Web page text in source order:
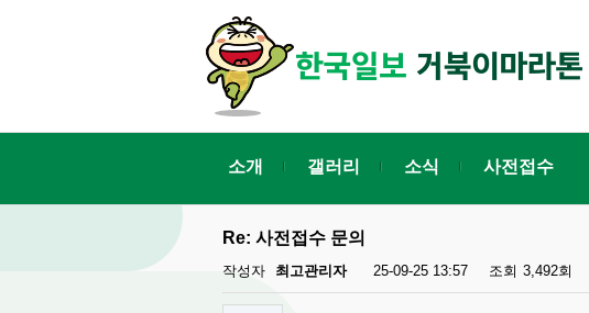
소개 갤러리 소식 사전접수
Re: 사전접수 문의
작성자 최고관리자 25-09-25 13:57 조회 3,492회